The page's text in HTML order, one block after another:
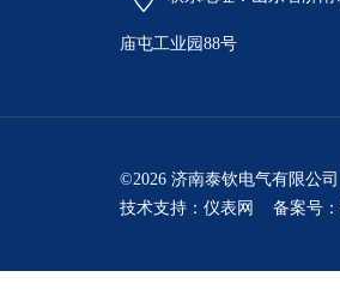
庙屯工业园88号
©2026 济南泰钦电气有限公
技术支持： 仪表网 备案号